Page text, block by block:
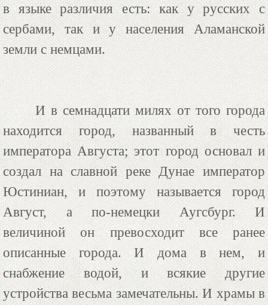
в языке различия есть: как у русских с
сербами, так и у населения Аламанской
земли с немцами.
И в семнадцати милях от того города
находится город, названный в честь
императора Августа; этот город основал и
создал на славной реке Дунае император
Юстиниан, и поэтому называется город
Август, а по-немецки Аугсбург. И
величиной он превосходит все ранее
описанные города. И дома в нем, и
снабжение водой, и всякие другие
устройства весьма замечательны. И храмы в